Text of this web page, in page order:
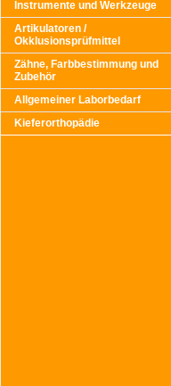
Instrumente und Werkzeuge
Artikulatoren /
Okklusionsprüfmittel
Zähne, Farbbestimmung und
Zubehör
Allgemeiner Laborbedarf
Kieferorthopädie